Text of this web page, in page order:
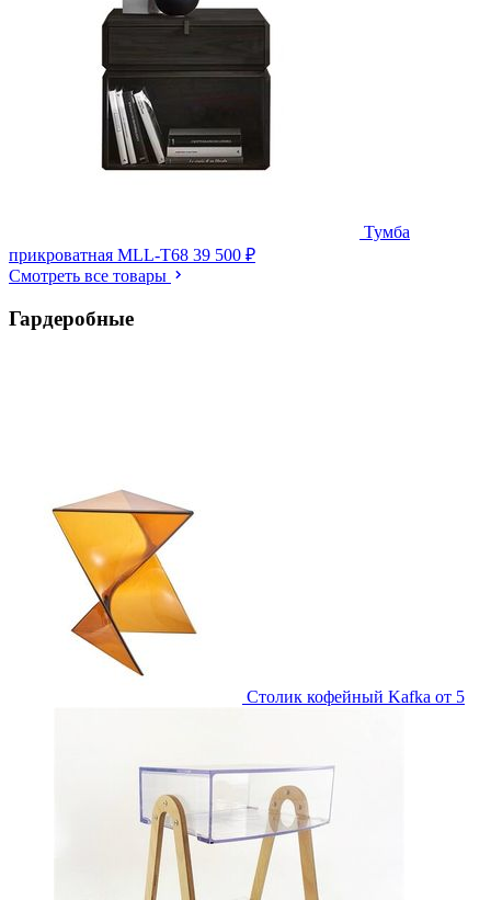
Тумба
прикроватная MLL-T68 39 500 ₽
Смотреть все товары
Гардеробные
Столик кофейный Kafka от 5